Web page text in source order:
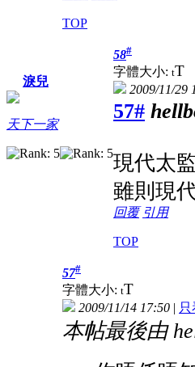
TOP
淚兒
天下一家
58#
字體大小: tT
2009/11/29
57#
現代太
雖則現
回覆 引用
TOP
57#
字體大小: tT
2009/11/14 17:50 |
本帖最後由